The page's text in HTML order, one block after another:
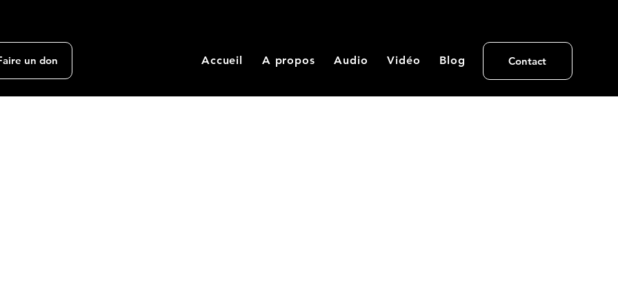
un don Accueil A propos Audio Vidéo Blog Contact